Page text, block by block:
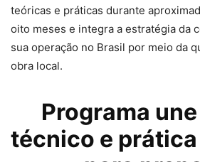
teóricas e práticas durante
oito meses e integra a estratégia da
sua operação no Brasil por meio da
obra local.
Programa
técnico e